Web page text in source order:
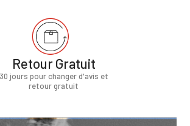
Retour Gratuit
30 jours pour changer d'avis et
retour gratuit